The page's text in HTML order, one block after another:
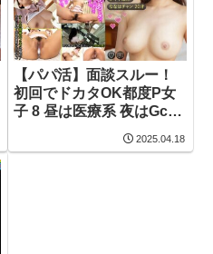
【パパ活】面談スルー！
初回でドカタOK都度P女
子 8 昼は医療系 夜はGcup
2025.04.18